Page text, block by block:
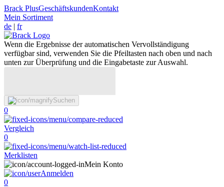
Brack PlusGeschäftskundenKontakt
Mein Sortiment
de | fr
Wenn die Ergebnisse der automatischen Vervollständigung
verfügbar sind, verwenden Sie die Pfeiltasten nach oben und nach
unten zur Überprüfung und die Eingabetaste zur Auswahl.
Suchen
0
Vergleich
0
Merklisten
Mein Konto
Anmelden
0